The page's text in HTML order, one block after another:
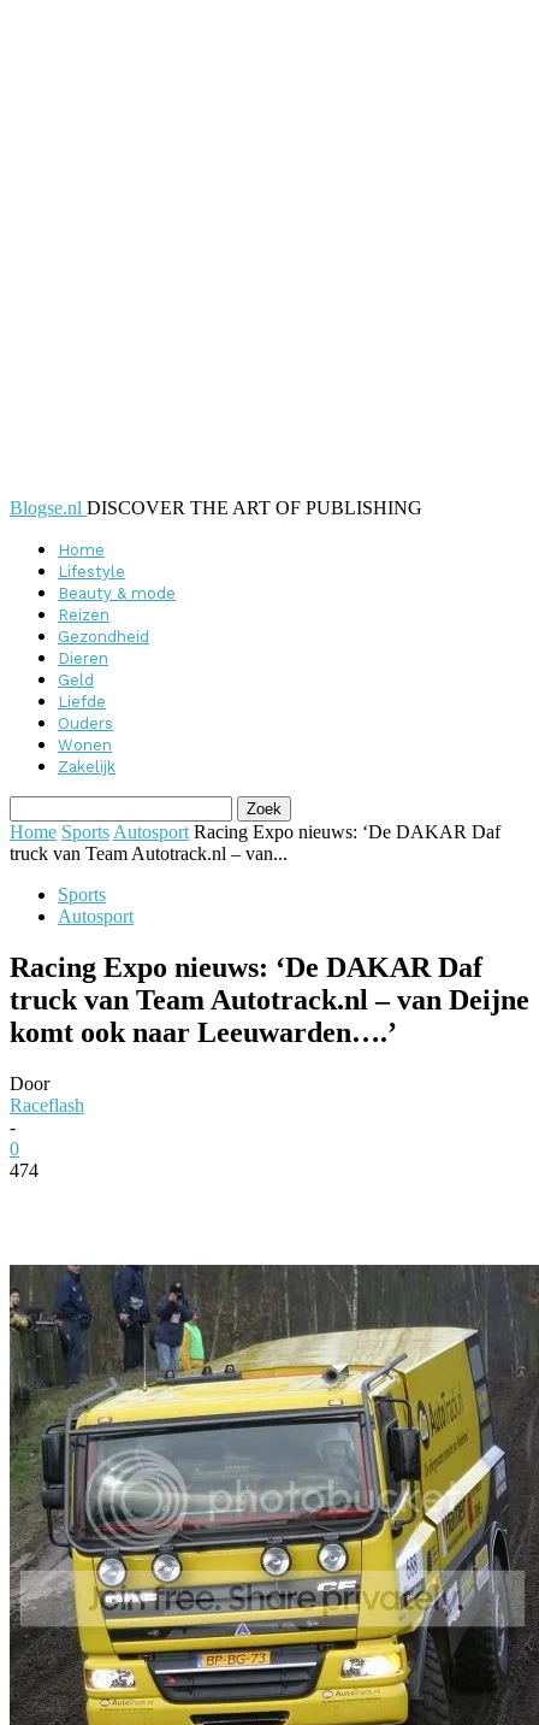
Blogse.nl DISCOVER THE ART OF PUBLISHING
Home
Lifestyle
Beauty & mode
Reizen
Gezondheid
Dieren
Geld
Liefde
Ouders
Wonen
Zakelijk
Home Sports Autosport Racing Expo nieuws: ‘De DAKAR Daf
truck van Team Autotrack.nl – van...
Sports
Autosport
Racing Expo nieuws: ‘De DAKAR Daf
truck van Team Autotrack.nl – van Deijne
komt ook naar Leeuwarden….’
Door
Raceflash
-
0
474